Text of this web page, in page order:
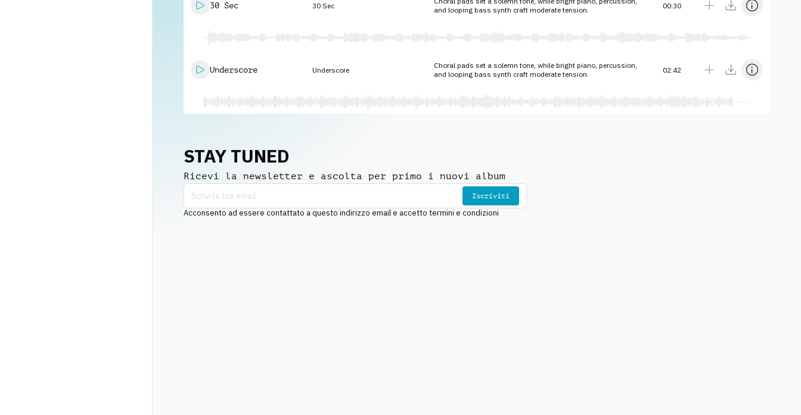
30 Sec 30 Sec
and looping bass synth craft moderate tension.
00:30
Underscore Underscore
Choral pads set a solemn tone, while bright piano, percussion,
and looping bass synth craft moderate tension.
02:42
STAY TUNED
Ricevi la newsletter e ascolta per primo i nuovi album
Iscriviti
Acconsento ad essere contattato a questo indirizzo email e accetto termini e condizioni